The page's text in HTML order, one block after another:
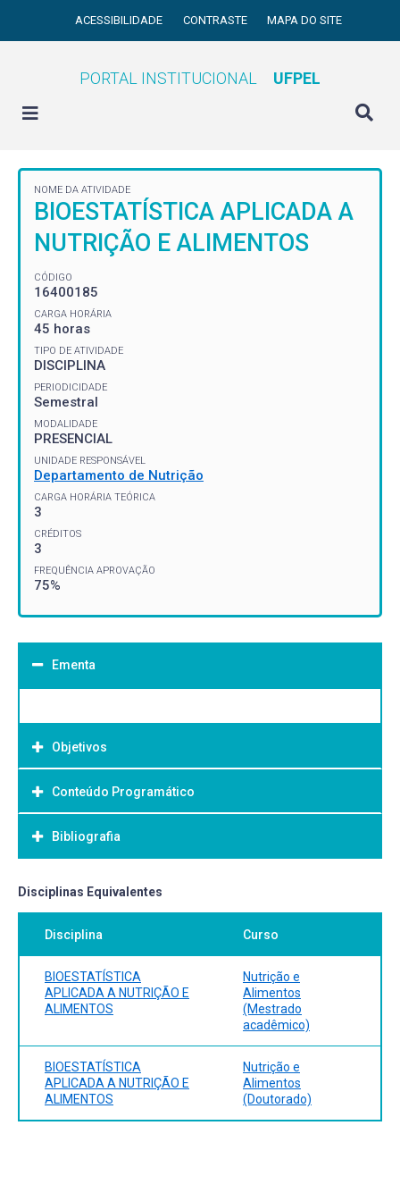
ACESSIBILIDADE CONTRASTE MAPA DO SITE
PORTAL INSTITUCIONAL UFPEL
NOME DA ATIVIDADE
BIOESTATÍSTICA APLICADA A
NUTRIÇÃO E ALIMENTOS
CÓDIGO
16400185
CARGA HORÁRIA
45 horas
TIPO DE ATIVIDADE
DISCIPLINA
PERIODICIDADE
Semestral
MODALIDADE
PRESENCIAL
UNIDADE RESPONSÁVEL
Departamento de Nutrição
CARGA HORÁRIA TEÓRICA
3
CRÉDITOS
3
FREQUÊNCIA APROVAÇÃO
75%
Ementa
Objetivos
Objetivo Geral:
Conteúdo Programático
Bibliografia
Bibliografia Básica:
Disciplinas Equivalentes
Disciplina Curso
BIOESTATÍSTICA
APLICADA A NUTRIÇÃO E
ALIMENTOS
Nutrição e
Alimentos
(Mestrado
acadêmico)
BIOESTATÍSTICA
APLICADA A NUTRIÇÃO E
ALIMENTOS
Nutrição e
Alimentos
(Doutorado)